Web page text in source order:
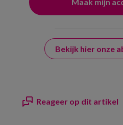
Bekijk hier onze
Reageer op dit artikel